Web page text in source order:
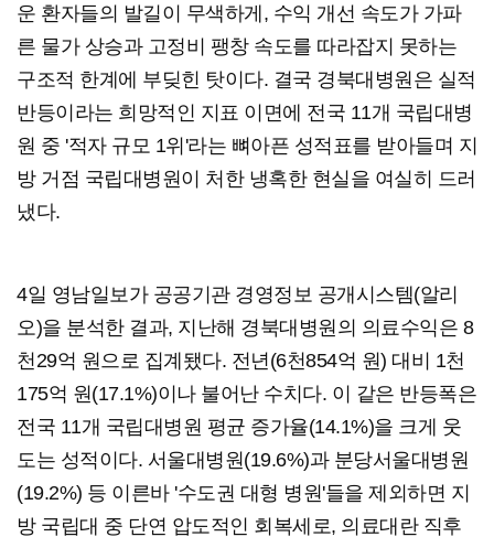
운 환자들의 발길이 무색하게, 수익 개선 속도가 가파
른 물가 상승과 고정비 팽창 속도를 따라잡지 못하는
구조적 한계에 부딪힌 탓이다. 결국 경북대병원은 실적
반등이라는 희망적인 지표 이면에 전국 11개 국립대병
원 중 '적자 규모 1위'라는 뼈아픈 성적표를 받아들며 지
방 거점 국립대병원이 처한 냉혹한 현실을 여실히 드러
냈다.
4일 영남일보가 공공기관 경영정보 공개시스템(알리
오)을 분석한 결과, 지난해 경북대병원의 의료수익은 8
천29억 원으로 집계됐다. 전년(6천854억 원) 대비 1천
175억 원(17.1%)이나 불어난 수치다. 이 같은 반등폭은
전국 11개 국립대병원 평균 증가율(14.1%)을 크게 웃
도는 성적이다. 서울대병원(19.6%)과 분당서울대병원
(19.2%) 등 이른바 '수도권 대형 병원'들을 제외하면 지
방 국립대 중 단연 압도적인 회복세로, 의료대란 직후